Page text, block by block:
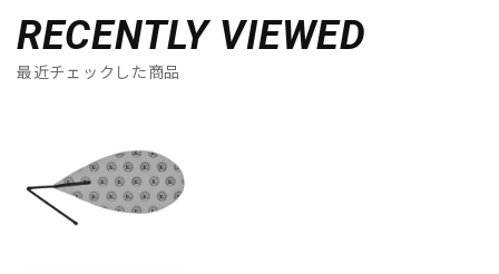
RECENTLY VIEWED
最近チェックした商品